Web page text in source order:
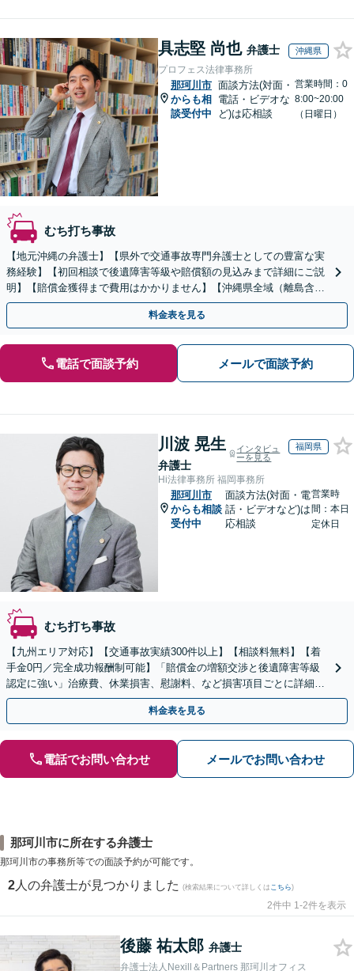
具志堅 尚也 弁護士 沖縄県
プロフェス法律事務所
那珂川市
からも相
談受付中
面談方法(対面・
電話・ビデオな
ど)は応相談
営業時間：0
8:00~20:00
（日曜日）
むち打ち事故
【地元沖縄の弁護士】【県外で交通事故専門弁護士としての豊富な実
務経験】【初回相談で後遺障害等級や賠償額の見込みまで詳細にご説
明】【賠償金獲得まで費用はかかりません】【沖縄県全域（離島含
む）対応◎】
料金表を見る
電話で面談予約 メールで面談予約
川波 晃生
弁護士
インタビュ
ーを見る
福岡県
Hi法律事務所 福岡事務所
那珂川市
からも相談
受付中
面談方法(対面・電
話・ビデオなど)は
応相談
営業時
間：本日
定休日
むち打ち事故
【九州エリア対応】【交通事故実績300件以上】【相談料無料】【着
手金0円／完全成功報酬制可能】「賠償金の増額交渉と後遺障害等級
認定に強い」治療費、休業損害、慰謝料、など損害項目ごとに詳細な
検討を行い、適正な賠償額を確保できるよう全力で対応
料金表を見る
電話でお問い合わせ メールでお問い合わせ
那珂川市に所在する弁護士
那珂川市の事務所等での面談予約が可能です。
2 人の弁護士が見つかりました (検索結果について詳しくは こちら)
2件中 1-2件を表示
後藤 祐太郎 弁護士
弁護士法人Nexill＆Partners 那珂川オフィス